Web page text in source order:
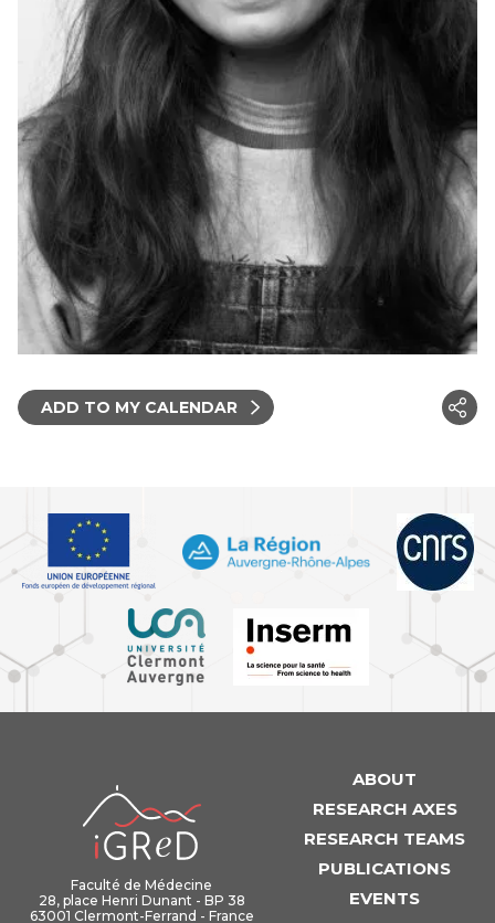
ADD TO MY CALENDAR
Faculté de Médecine
28, place Henri Dunant - BP 38
63001 Clermont-Ferrand - France
ABOUT
RESEARCH AXES
RESEARCH TEAMS
PUBLICATIONS
EVENTS